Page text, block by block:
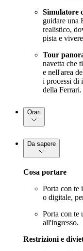
Simulatore
guidare una
realistico,
pista e
Tour
navetta che
e nell'area
i processi di
della Ferrari.
Orari
Da sapere
Cosa portare
Porta con te
o digitale,
Porta con te
all'ingresso.
Restrizioni e